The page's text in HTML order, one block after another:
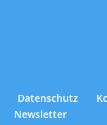
Datenschutz
Newsletter